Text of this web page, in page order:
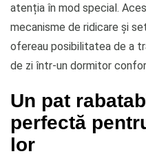
atenția în mod special.
mecanisme de ridicare și
ofereau posibilitatea de a
de zi într-un dormitor
Un pat
perfectă
lor